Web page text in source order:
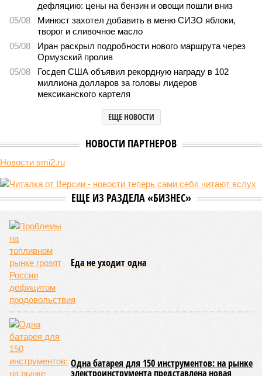
дефляцию: цены на бензин и овощи пошли вниз
05/08
Минюст захотел добавить в меню СИЗО яблоки,
творог и сливочное масло
05/08
Иран раскрыл подробности нового маршрута через
Ормузский пролив
05/08
Госдеп США объявил рекордную награду в 102
миллиона долларов за головы лидеров
мексиканского картеля
ЕЩЕ НОВОСТИ
НОВОСТИ ПАРТНЕРОВ
Новости smi2.ru
ЕЩЕ ИЗ РАЗДЕЛА «БИЗНЕС»
Еда не уходит одна
Одна батарея для 150 инструментов: на рынке
электроинструмента представлена новая